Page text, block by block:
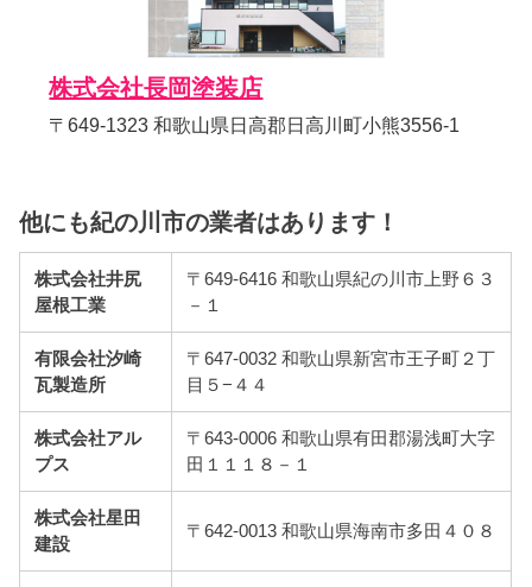
株式会社長岡塗装店
〒649-1323 和歌山県日高郡日高川町小熊3556-1
他にも紀の川市の業者はあります！
株式会社井尻
屋根工業
〒649-6416 和歌山県紀の川市上野６３
－１
有限会社汐崎
瓦製造所
〒647-0032 和歌山県新宮市王子町２丁
目５−４４
株式会社アル
プス
〒643-0006 和歌山県有田郡湯浅町大字
田１１１８－１
株式会社星田
建設
〒642-0013 和歌山県海南市多田４０８